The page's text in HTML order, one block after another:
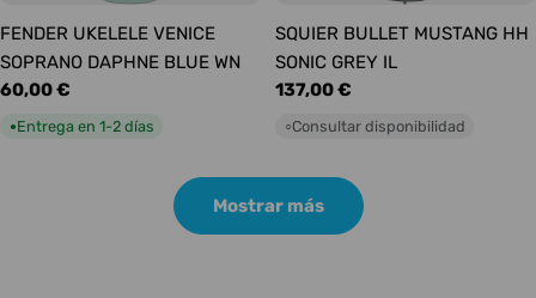
FENDER UKELELE VENICE
SOPRANO DAPHNE BLUE WN
Precio
habitual
60,00 €
●Entrega en 1-2 días
SQUIER BULLET MUSTANG HH
SONIC GREY IL
Precio
habitual
137,00 €
○Consultar disponibilidad
Mostrar más